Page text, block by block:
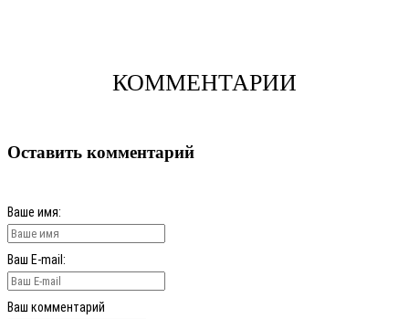
КОММЕНТАРИИ
Оставить комментарий
Ваше имя:
Ваш E-mail:
Ваш комментарий